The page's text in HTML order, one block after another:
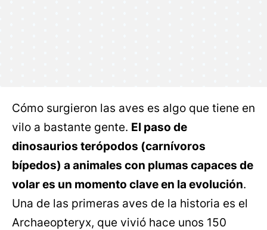
Cómo surgieron las aves es algo que tiene en
vilo a bastante gente. El paso de
dinosaurios terópodos (carnívoros
bípedos) a animales con plumas capaces de
volar es un momento clave en la evolución.
Una de las primeras aves de la historia es el
Archaeopteryx, que vivió hace unos 150